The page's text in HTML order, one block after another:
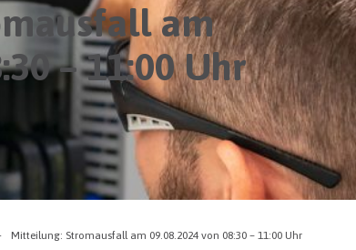
am
– 11:00 Uhr
Mitteilung: Stromausfall am 09.08.2024 von 08:30 – 11:00 Uhr